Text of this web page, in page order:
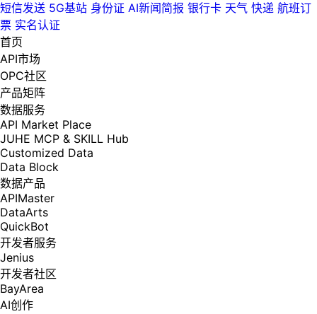
短信发送 5G基站 身份证 AI新闻简报 银行卡 天气 快递 航班订
票 实名认证
首页
API市场
OPC社区
产品矩阵
数据服务
API Market Place
JUHE MCP & SKILL Hub
Customized Data
Data Block
数据产品
APIMaster
DataArts
QuickBot
开发者服务
Jenius
开发者社区
BayArea
AI创作